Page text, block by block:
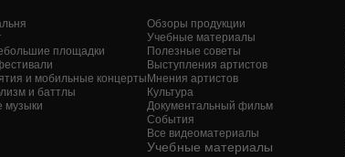
площадки
и мобильные концерты
и баттлы
музыки
Обзоры продукции
Учебные материалы
Полезные советы
Выступления артистов
Мнения артистов
Культура
Документальный фильм
События
Все видеоматериалы
Учебные материалы